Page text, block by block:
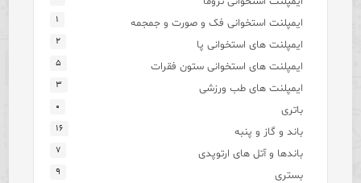
ایمپلنت استخوانی فک و صورت و جمجمه ۱
ایمپلنت های استخوانی پا ۲
ایمپلنت های استخوانی ستون فقرات ۵
ایمپلنت های طب ورزشی ۳
باتری ۰
باند و گاز و پنبه ۱۶
باندها و آتل های ارتوپدی ۷
بستری ۹